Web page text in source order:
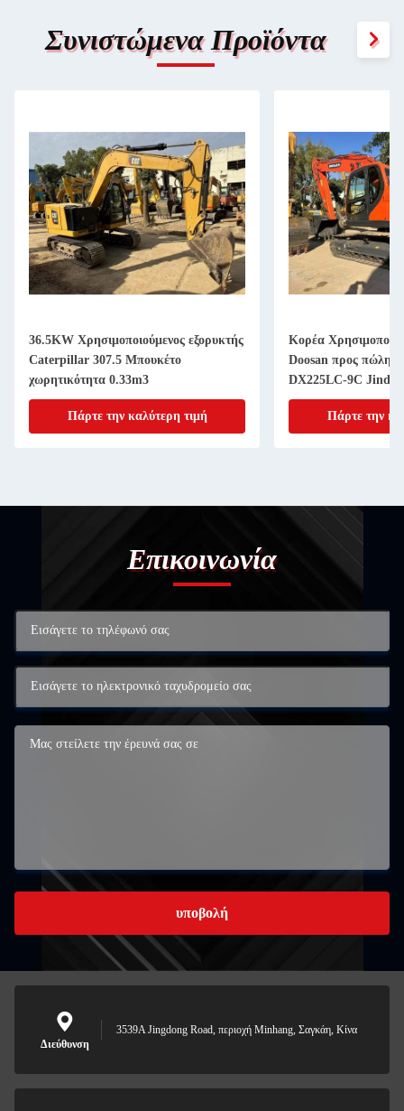
Συνιστώμενα Προϊόντα
36.5KW Χρησιμοποιούμενος εξορυκτής
Caterpillar 307.5 Μπουκέτο
χωρητικότητα 0.33m3
Πάρτε την καλύτερη τιμή
Κορέα
Doosan προς
DX225LC-9C
Πάρτε την
Επικοινωνία
υποβολή
Διεύθυνση
3539A Jingdong Road, περιοχή Minhang, Σαγκάη, Κίνα